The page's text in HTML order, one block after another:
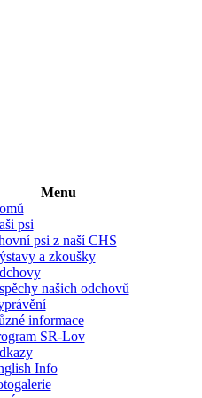
Menu
psi
psi z naší CHS
a zkoušky
našich odchovů
informace
SR-Lov
Info